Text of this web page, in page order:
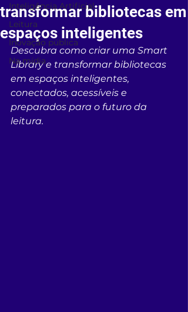
Inteligência Artificial
Leitura
Inovação pública
Na mídia
transformar bibliotecas em
espaços inteligentes
Descubra como criar uma Smart
Library e transformar bibliotecas
em espaços inteligentes,
conectados, acessíveis e
preparados para o futuro da
leitura.